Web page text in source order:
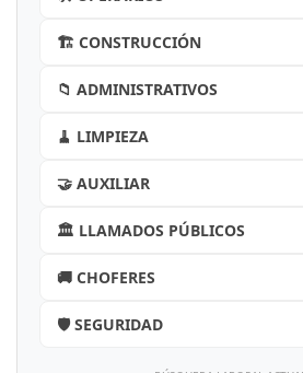
🏗️ CONSTRUCCIÓN
📁 ADMINISTRATIVOS
🧹 LIMPIEZA
🤝 AUXILIAR
🏛️ LLAMADOS PÚBLICOS
🚚 CHOFERES
🛡️ SEGURIDAD